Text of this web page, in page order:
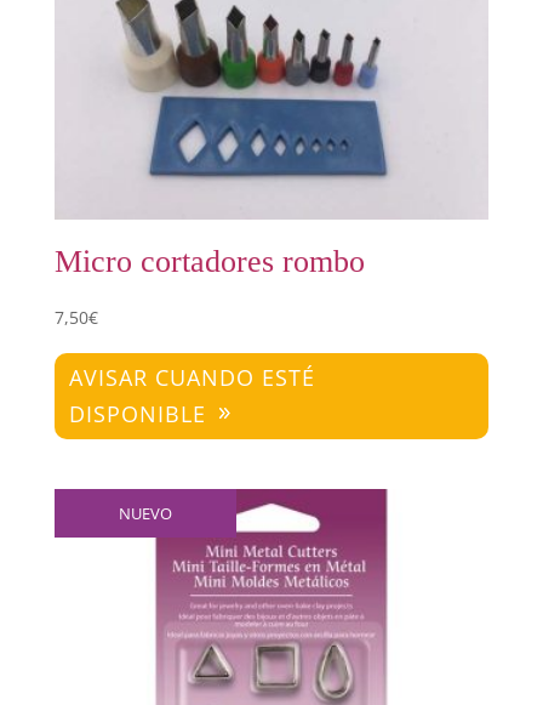
Micro cortadores rombo
7,50€
AVISAR CUANDO ESTÉ
DISPONIBLE
NUEVO